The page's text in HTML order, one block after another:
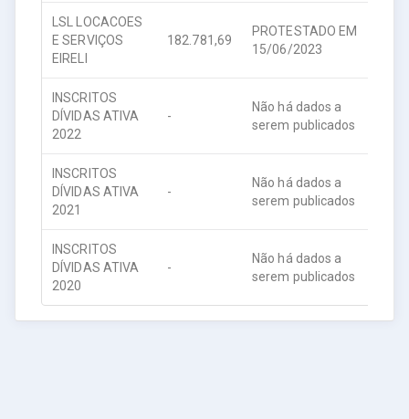
LSL LOCACOES
E SERVIÇOS
EIRELI
182.781,69
PROTESTADO EM
15/06/2023
INSCRITOS
DÍVIDAS ATIVA
2022
-
Não há dados a
serem publicados
INSCRITOS
DÍVIDAS ATIVA
2021
-
Não há dados a
serem publicados
INSCRITOS
DÍVIDAS ATIVA
2020
-
Não há dados a
serem publicados